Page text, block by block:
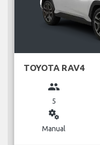
TOYOTA RAV4
group
5
miscellaneous_services
Manual